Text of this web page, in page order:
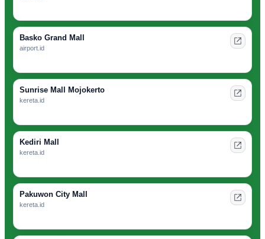
Basko Grand Mall
airport.id
Sunrise Mall Mojokerto
kereta.id
Kediri Mall
kereta.id
Pakuwon City Mall
kereta.id